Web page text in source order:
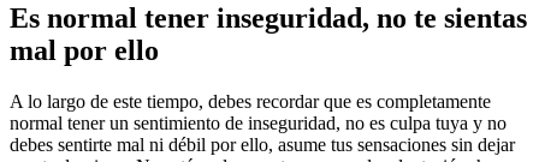
Es normal tener inseguridad, no te sientas
mal por ello
A lo largo de este tiempo, debes recordar que es completamente
normal tener un sentimiento de inseguridad, no es culpa tuya y no
debes sentirte mal ni débil por ello, asume tus sensaciones sin dejar